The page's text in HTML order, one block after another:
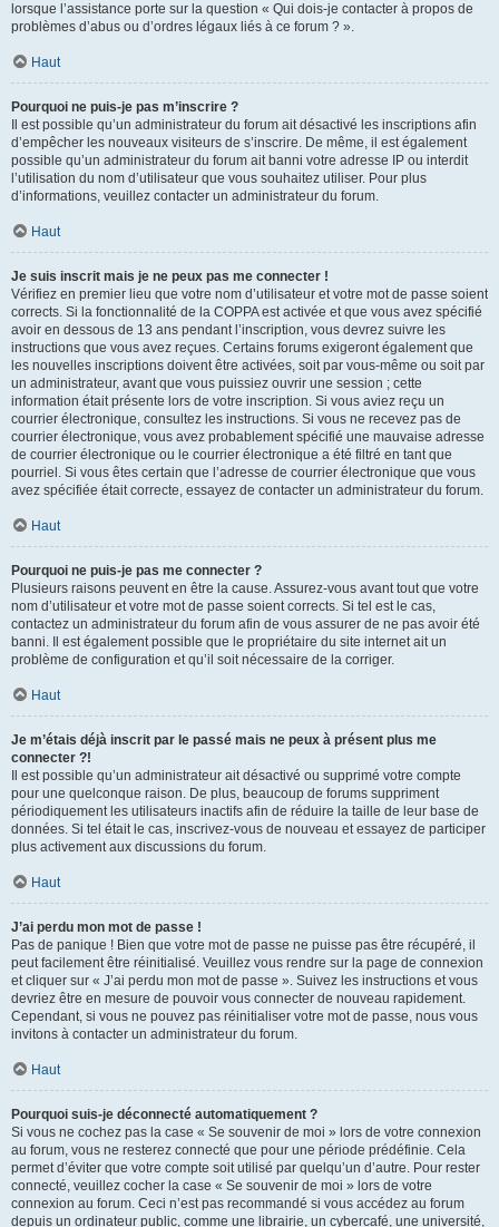
lorsque l’assistance porte sur la question « Qui dois-je contacter à propos de
problèmes d’abus ou d’ordres légaux liés à ce forum ? ».
Haut
Pourquoi ne puis-je pas m’inscrire ?
Il est possible qu’un administrateur du forum ait désactivé les inscriptions afin
d’empêcher les nouveaux visiteurs de s’inscrire. De même, il est également
possible qu’un administrateur du forum ait banni votre adresse IP ou interdit
l’utilisation du nom d’utilisateur que vous souhaitez utiliser. Pour plus
d’informations, veuillez contacter un administrateur du forum.
Haut
Je suis inscrit mais je ne peux pas me connecter !
Vérifiez en premier lieu que votre nom d’utilisateur et votre mot de passe soient
corrects. Si la fonctionnalité de la COPPA est activée et que vous avez spécifié
avoir en dessous de 13 ans pendant l’inscription, vous devrez suivre les
instructions que vous avez reçues. Certains forums exigeront également que
les nouvelles inscriptions doivent être activées, soit par vous-même ou soit par
un administrateur, avant que vous puissiez ouvrir une session ; cette
information était présente lors de votre inscription. Si vous aviez reçu un
courrier électronique, consultez les instructions. Si vous ne recevez pas de
courrier électronique, vous avez probablement spécifié une mauvaise adresse
de courrier électronique ou le courrier électronique a été filtré en tant que
pourriel. Si vous êtes certain que l’adresse de courrier électronique que vous
avez spécifiée était correcte, essayez de contacter un administrateur du forum.
Haut
Pourquoi ne puis-je pas me connecter ?
Plusieurs raisons peuvent en être la cause. Assurez-vous avant tout que votre
nom d’utilisateur et votre mot de passe soient corrects. Si tel est le cas,
contactez un administrateur du forum afin de vous assurer de ne pas avoir été
banni. Il est également possible que le propriétaire du site internet ait un
problème de configuration et qu’il soit nécessaire de la corriger.
Haut
Je m’étais déjà inscrit par le passé mais ne peux à présent plus me
connecter ?!
Il est possible qu’un administrateur ait désactivé ou supprimé votre compte
pour une quelconque raison. De plus, beaucoup de forums suppriment
périodiquement les utilisateurs inactifs afin de réduire la taille de leur base de
données. Si tel était le cas, inscrivez-vous de nouveau et essayez de participer
plus activement aux discussions du forum.
Haut
J’ai perdu mon mot de passe !
Pas de panique ! Bien que votre mot de passe ne puisse pas être récupéré, il
peut facilement être réinitialisé. Veuillez vous rendre sur la page de connexion
et cliquer sur « J’ai perdu mon mot de passe ». Suivez les instructions et vous
devriez être en mesure de pouvoir vous connecter de nouveau rapidement.
Cependant, si vous ne pouvez pas réinitialiser votre mot de passe, nous vous
invitons à contacter un administrateur du forum.
Haut
Pourquoi suis-je déconnecté automatiquement ?
Si vous ne cochez pas la case « Se souvenir de moi » lors de votre connexion
au forum, vous ne resterez connecté que pour une période prédéfinie. Cela
permet d’éviter que votre compte soit utilisé par quelqu’un d’autre. Pour rester
connecté, veuillez cocher la case « Se souvenir de moi » lors de votre
connexion au forum. Ceci n’est pas recommandé si vous accédez au forum
depuis un ordinateur public, comme une librairie, un cybercafé, une université,